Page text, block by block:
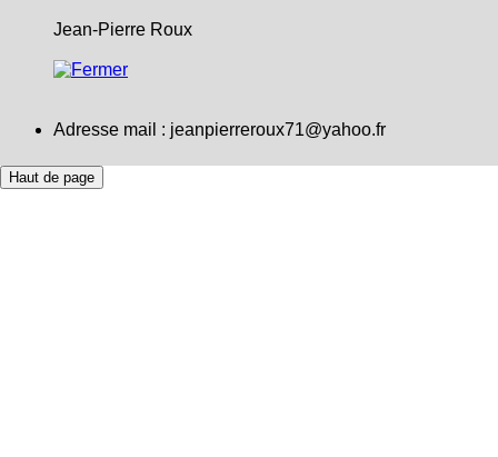
Jean-Pierre Roux
Adresse mail : jeanpierreroux71@yahoo.fr
Haut de page